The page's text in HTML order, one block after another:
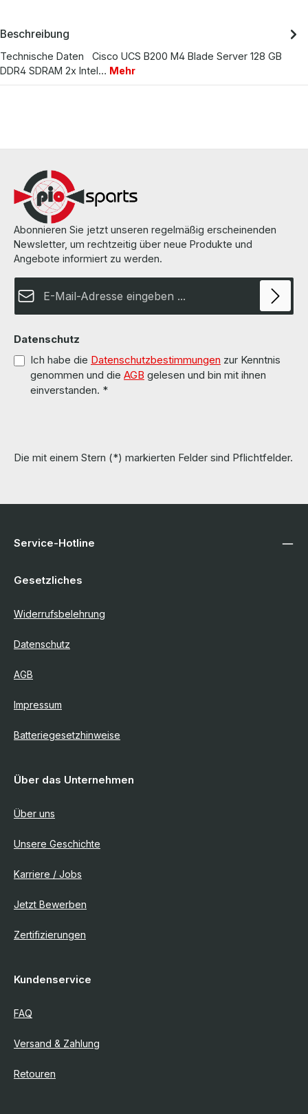
Beschreibung
Technische Daten Cisco UCS B200 M4 Blade Server 128 GB
DDR4 SDRAM 2x Intel… Mehr
Abonnieren Sie jetzt unseren regelmäßig erscheinenden
Newsletter, um rechtzeitig über neue Produkte und
Angebote informiert zu werden.
Datenschutz
Ich habe die Datenschutzbestimmungen zur Kenntnis
genommen und die AGB gelesen und bin mit ihnen
einverstanden. *
Die mit einem Stern (*) markierten Felder sind Pflichtfelder.
Service-Hotline
Gesetzliches
Widerrufsbelehrung
Datenschutz
AGB
Impressum
Batteriegesetzhinweise
Über das Unternehmen
Über uns
Unsere Geschichte
Karriere / Jobs
Jetzt Bewerben
Zertifizierungen
Kundenservice
FAQ
Versand & Zahlung
Retouren